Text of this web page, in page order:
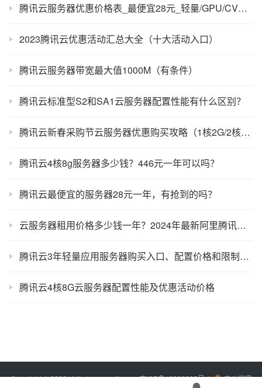
腾讯云服务器优惠价格表_最便宜28元_轻量/GPU/CVM租用费用
2023腾讯云优惠活动汇总大全（十大活动入口）
腾讯云服务器带宽最大值1000M（有条件）
腾讯云标准型S2和SA1云服务器配置性能有什么区别？
腾讯云新春采购节云服务器优惠购买攻略（1核2G/2核4G/4核8G）
腾讯云4核8g服务器多少钱？446元一年可以吗？
腾讯云最便宜的服务器28元一年，有抢到的吗？
云服务器租用价格多少钱一年？2024年最新阿里腾讯京东华为云
腾讯云3年轻量应用服务器购买入口、配置价格和限制条件
腾讯云4核8G云服务器配置性能及优惠活动价格
Copyright © 2026 xixibobo.comsitemap吉ICP备16006803号-1
吉公网安